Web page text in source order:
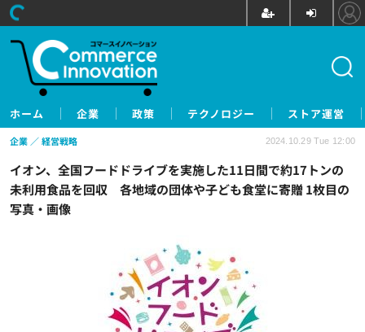
ホーム 企業 政策 テクノロジー ストア運営
イオン、全国フードドライブを実施した11日間で約17トンの
未利用食品を回収 各地域の団体や子ども食堂に寄贈 1枚目の
写真・画像
企業 経営戦略 2024.10.29 Tue 12:00